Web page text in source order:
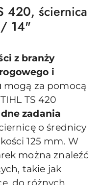
420, ściernica
/ 14"
z branży
i
mogą za pomocą
TS 420
zadania
o średnicy
125 mm. W
można znaleźć
takie jak
do różnych